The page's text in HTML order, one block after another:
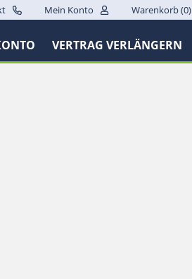
Mein Konto Warenkorb (0)
VERTRAG VERLÄNGERN